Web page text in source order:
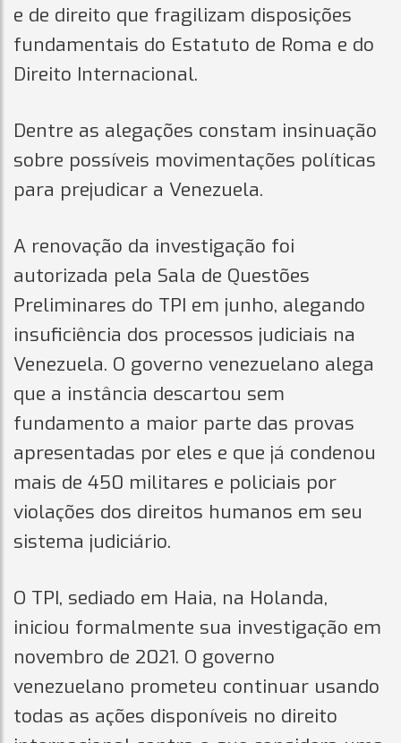
e de direito que fragilizam disposições
fundamentais do Estatuto de Roma e do
Direito Internacional.
Dentre as alegações constam insinuação
sobre possíveis movimentações políticas
para prejudicar a Venezuela.
A renovação da investigação foi
autorizada pela Sala de Questões
Preliminares do TPI em junho, alegando
insuficiência dos processos judiciais na
Venezuela. O governo venezuelano alega
que a instância descartou sem
fundamento a maior parte das provas
apresentadas por eles e que já condenou
mais de 450 militares e policiais por
violações dos direitos humanos em seu
sistema judiciário.
O TPI, sediado em Haia, na Holanda,
iniciou formalmente sua investigação em
novembro de 2021. O governo
venezuelano prometeu continuar usando
todas as ações disponíveis no direito